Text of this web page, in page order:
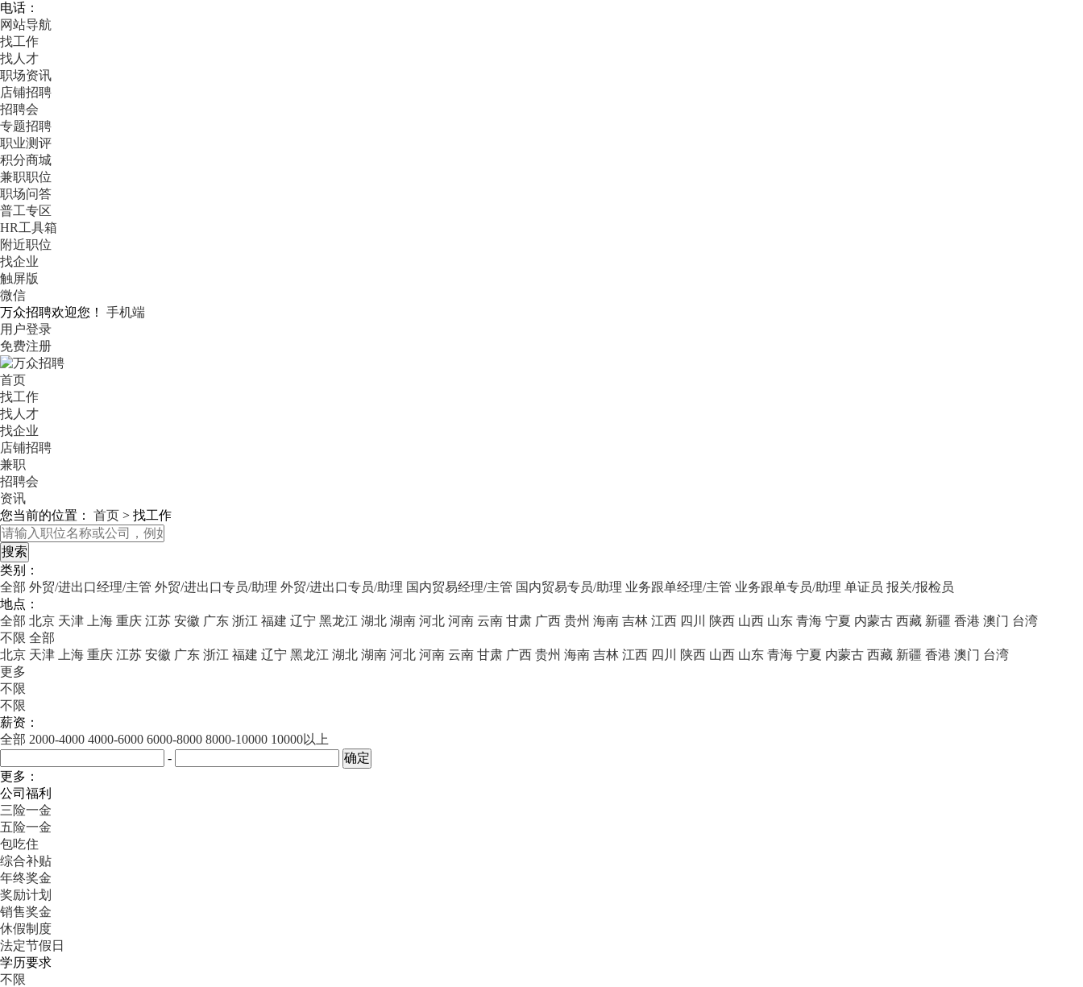
电话：
网站导航
找工作
找人才
职场资讯
店铺招聘
招聘会
专题招聘
职业测评
积分商城
兼职职位
职场问答
普工专区
HR工具箱
附近职位
找企业
触屏版
微信
万众招聘欢迎您！
手机端
用户登录
免费注册
首页
找工作
找人才
找企业
店铺招聘
兼职
招聘会
资讯
您当前的位置： 首页 > 找工作
类别：
全部 外贸/进出口经理/主管 外贸/进出口专员/助理 外贸/进出口专员/助理 国内贸易经理/主管 国内贸易专员/助理 业务跟单经理/主管 业务跟单专员/助理 单证员 报关/报检员
地点：
全部 北京 天津 上海 重庆 江苏 安徽 广东 浙江 福建 辽宁 黑龙江 湖北 湖南 河北 河南 云南 甘肃 广西 贵州 海南 吉林 江西 四川 陕西 山西 山东 青海 宁夏 内蒙古 西藏 新疆 香港 澳门 台湾
不限 全部
北京 天津 上海 重庆 江苏 安徽 广东 浙江 福建 辽宁 黑龙江 湖北 湖南 河北 河南 云南 甘肃 广西 贵州 海南 吉林 江西 四川 陕西 山西 山东 青海 宁夏 内蒙古 西藏 新疆 香港 澳门 台湾
更多
不限
不限
薪资：
全部 2000-4000 4000-6000 6000-8000 8000-10000 10000以上
-
更多：
公司福利
三险一金
五险一金
包吃住
综合补贴
年终奖金
奖励计划
销售奖金
休假制度
法定节假日
学历要求
不限